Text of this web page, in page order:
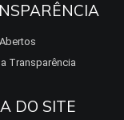
Transparência
DO SITE